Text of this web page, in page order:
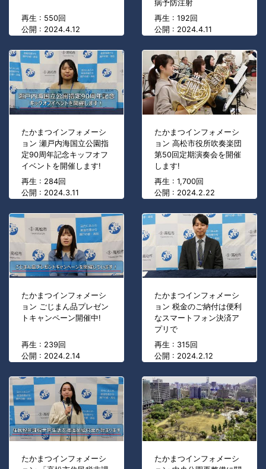
再生 : 550回
公開 : 2024.4.12
病予防注射
再生 : 192回
公開 : 2024.4.11
たかまつインフォメーシ
ョン 瀬戸内海国立公園指
定90周年記念キッフオフ
イベントを開催します!
再生 : 284回
公開 : 2024.3.11
たかまつインフォメーシ
ョン 高松市役所吹奏楽団
第50回定期演奏会を開催
します!
再生 : 1,700回
公開 : 2024.2.22
たかまつインフォメーシ
ョン ごじまん品プレゼン
トキャンペーン開催中!
再生 : 239回
公開 : 2024.2.14
たかまつインフォメーシ
ョン 税金のご納付は便利
なスマートフォン決済ア
プリで
再生 : 315回
公開 : 2024.2.12
たかまつインフォメーシ
たかまつインフォメーシ